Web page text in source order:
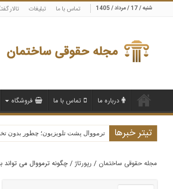
شنبه / 17 / مرداد / 1405 تماس با ما تبلیغات تالار
درباره ما تماس با ما فروشگاه
تیتر خبرها ترمووال پشت تلویزیون؛ چطور بدون
مجله حقوقی ساختمان/ رپورتاژ/چگونه ترمووال می تواند